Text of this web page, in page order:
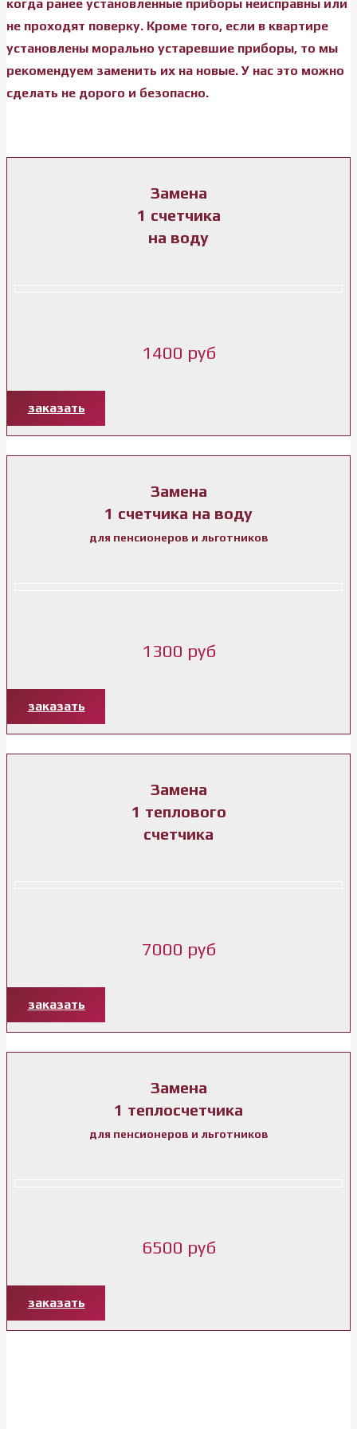
когда ранее установленные приборы неисправны или
не проходят поверку. Кроме того, если в квартире
установлены морально устаревшие приборы, то мы
рекомендуем заменить их на новые. У нас это можно
сделать не дорого и безопасно.
Замена
1 счетчика
на воду
1400 руб
заказать
Замена
1 счетчика на воду
для пенсионеров и льготников
1300 руб
заказать
Замена
1 теплового
счетчика
7000 руб
заказать
Замена
1 теплосчетчика
для пенсионеров и льготников
6500 руб
заказать